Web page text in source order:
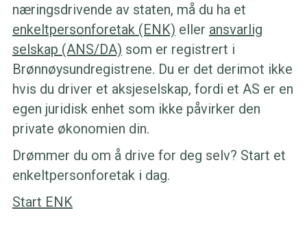
næringsdrivende av staten, må du ha et
enkeltpersonforetak (ENK) eller ansvarlig
selskap (ANS/DA) som er registrert i
Brønnøysundregistrene. Du er det derimot ikke
hvis du driver et aksjeselskap, fordi et AS er en
egen juridisk enhet som ikke påvirker den
private økonomien din.
Drømmer du om å drive for deg selv? Start et
enkeltpersonforetak i dag.
Start ENK